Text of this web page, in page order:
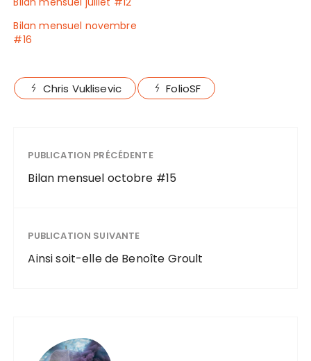
Bilan mensuel novembre
#16
Chris Vuklisevic FolioSF
PUBLICATION PRÉCÉDENTE
Bilan mensuel octobre #15
PUBLICATION SUIVANTE
Ainsi soit-elle de Benoîte Groult